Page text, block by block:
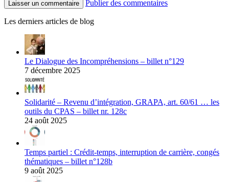
Publier des commentaires
Les derniers articles de blog
Le Dialogue des Incompréhensions – billet n°129
7 décembre 2025
Solidarité – Revenu d’intégration, GRAPA, art. 60/61 … les
outils du CPAS – billet nr. 128c
24 août 2025
Temps partiel : Crédit-temps, interruption de carrière, congés
thématiques – billet n°128b
9 août 2025